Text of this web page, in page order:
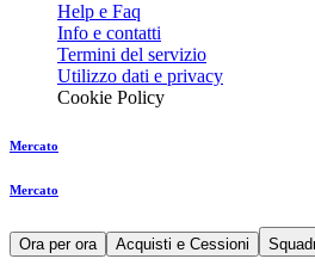
Help e Faq
Info e contatti
Termini del servizio
Utilizzo dati e privacy
Cookie Policy
Mercato
Mercato
Ora per ora Acquisti e Cessioni